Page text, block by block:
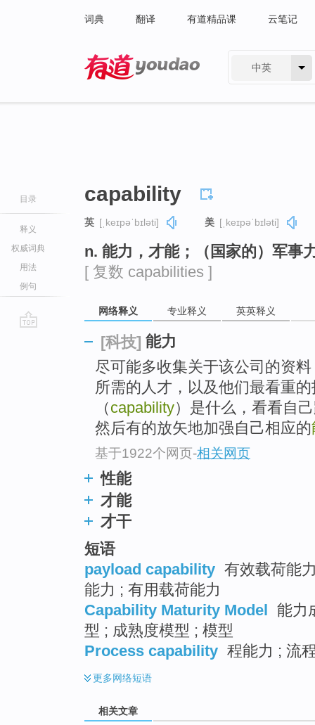
词典 翻译 有道精品课 云笔记
中英
目录
释义
权威词典
用法
例句
capability
英 [ˌkeɪpəˈbɪləti] 美 [ˌkeɪpəˈbɪləti]
n. 能力，才能；（国家的）军事
[ 复数 capabilities ]
网络释义 专业释义 英英释义
[科技] 能力
尽可能多收集关于该公司的资
所需的人才，以及他们最看重
（capability）是什么，看看自
然后有的放矢地加强自己相应的
基于1922个网页-相关网页
性能
才能
才干
短语
payload capability 有效载荷能
能力 ; 有用载荷能力
Capability Maturity Model 能力
型 ; 成熟度模型 ; 模型
Process capability 程能力 ; 流
更多网络短语
相关文章